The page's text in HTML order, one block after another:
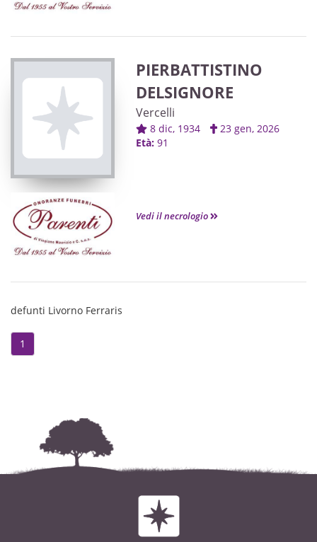
PIERBATTISTINO
DELSIGNORE
Vercelli
8 dic, 1934
23 gen, 2026
Età: 91
Vedi il necrologio
defunti Livorno Ferraris
1